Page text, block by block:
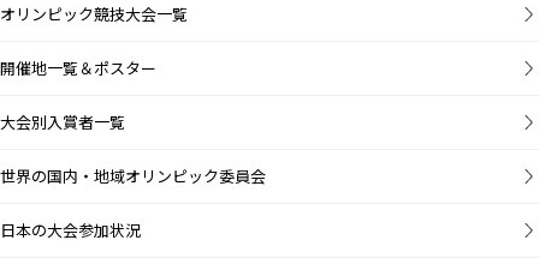
オリンピック競技大会一覧
開催地一覧＆ポスター
大会別入賞者一覧
世界の国内・地域オリンピック委員会
日本の大会参加状況